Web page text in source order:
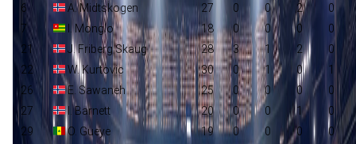
6
A. Midtskogen 27 0 0 2
0
7
I. Monglo 18 0 0 0
0
21
J. Friberg Skaug 28 3 1 2
0
22
W. Kurtovic 30 0 1 0
1
26
E. Sawaneh 25 0 0 0
0
27
I. Barnett 20 0 0 1
0
29
O. Gueye 19 0 0 0
0